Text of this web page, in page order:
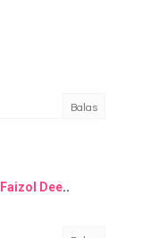
Balas
Faizol Dee..